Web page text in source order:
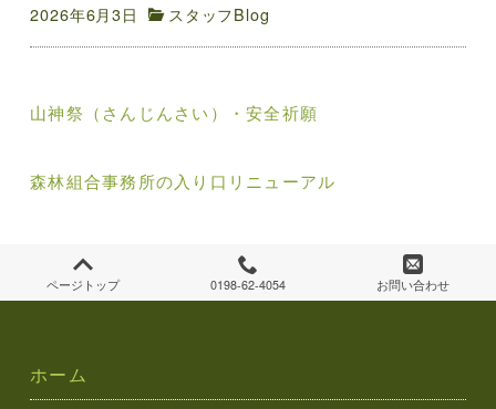
2026年6月3日 スタッフBlog
投
ナ
ー
ョ
山神祭（さんじんさい）・安全祈願
森林組合事務所の入り口リニューアル
ページトップ 0198-62-4054 お問い合わせ
ホーム